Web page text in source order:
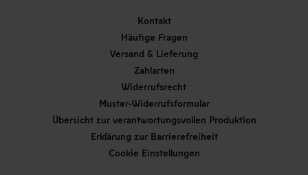
Kontakt
Häufige Fragen
Versand & Lieferung
Zahlarten
Widerrufsrecht
Muster-Widerrufsformular
Übersicht zur verantwortungsvollen Produktion
Erklärung zur Barrierefreiheit
Cookie Einstellungen